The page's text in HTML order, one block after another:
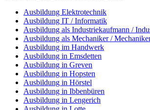
Ausbildung Elektrotechnik
Ausbildung IT / Informatik
Ausbildung als Industriekaufmann /
Ausbildung als Mechaniker /
Ausbildung im Handwerk
Ausbildung in Emsdetten
Ausbildung in Greven
Ausbildung in Hopsten
Ausbildung in Hörstel
Ausbildung in Ibbenbüren
Ausbildung in Lengerich